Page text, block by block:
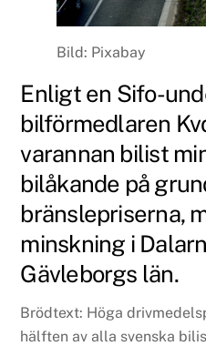
Bild: Pixabay
Enligt en Sifo-
bilförmedlaren
varannan bilist
bilåkande på
bränslepriserna,
minskning i
Gävleborgs län.
Brödtext: Höga
hälften av alla svenska